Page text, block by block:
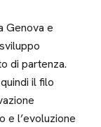
Genova e
di partenza.
il filo
e l’evoluzione